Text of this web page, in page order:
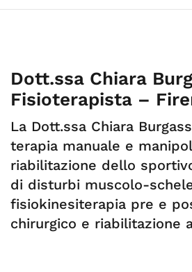
Dott.ssa Chiara
Fisioterapista –
La Dott.ssa Chiara
terapia manuale e
riabilitazione dello
di disturbi muscolo-
fisiokinesiterapia pre e
chirurgico e riabilitazione